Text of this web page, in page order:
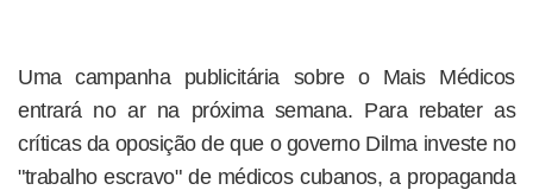
Uma campanha publicitária sobre o Mais Médicos
entrará no ar na próxima semana. Para rebater as
críticas da oposição de que o governo Dilma investe no
"trabalho escravo" de médicos cubanos, a propaganda